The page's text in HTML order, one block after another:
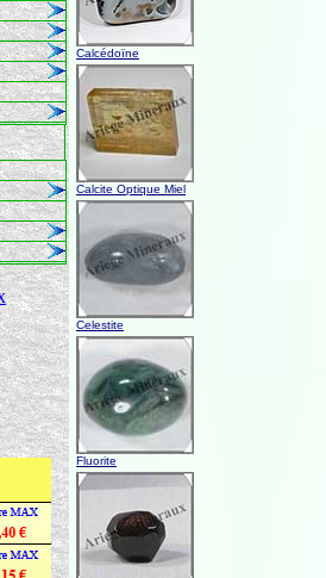
Calcédoïne
Calcite Optique Miel
Celestite
Fluorite